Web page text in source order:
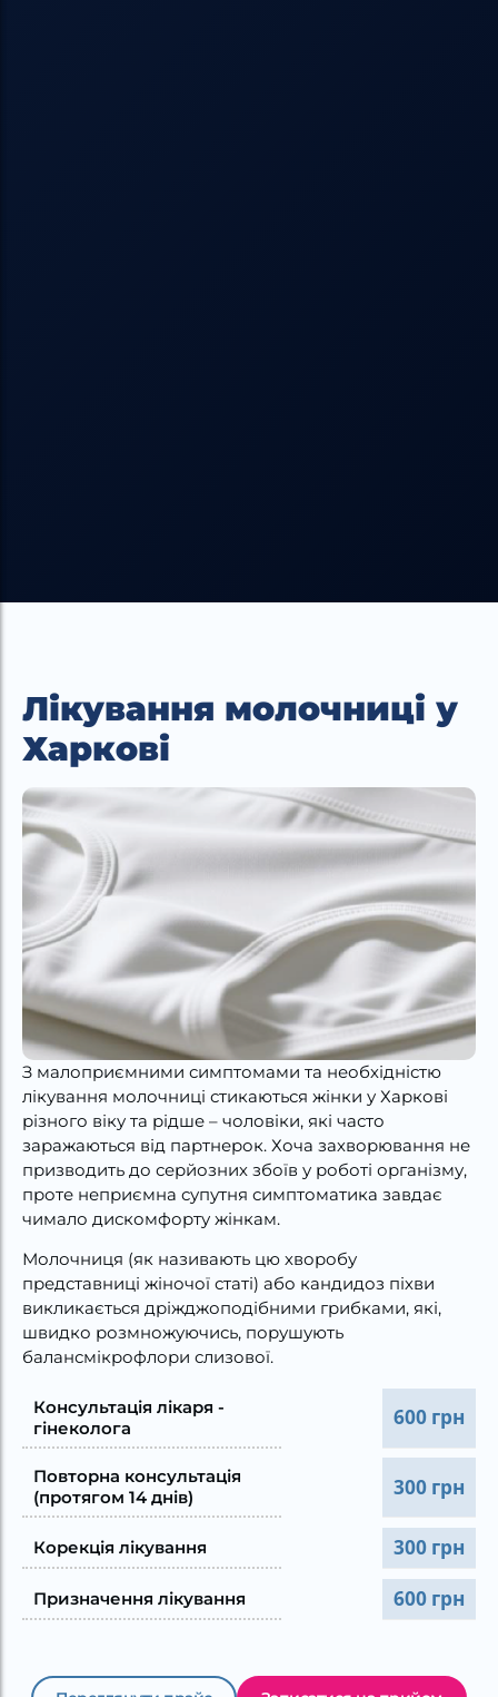
Лікування молочниці у
Харкові
З малоприємними симптомами та необхідністю
лікування молочниці стикаються жінки у Харкові
різного віку та рідше – чоловіки, які часто
заражаються від партнерок. Хоча захворювання не
призводить до серйозних збоїв у роботі організму,
проте неприємна супутня симптоматика завдає
чимало дискомфорту жінкам.
Молочниця (як називають цю хворобу
представниці жіночої статі) або кандидоз піхви
викликається дріжджоподібними грибками, які,
швидко розмножуючись, порушують
балансмікрофлори слизової.
Консультація лікаря -
гінеколога
600 грн
Повторна консультація
(протягом 14 днів)
300 грн
Корекція лікування 300 грн
Призначення лікування 600 грн